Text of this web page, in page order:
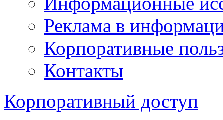
Реклама в
Корпоративные
Контакты
Корпоративный доступ